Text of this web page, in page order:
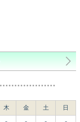
木 金 土 日